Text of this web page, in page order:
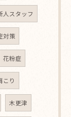
人スタッフ
対策
花粉症
こり
木更津